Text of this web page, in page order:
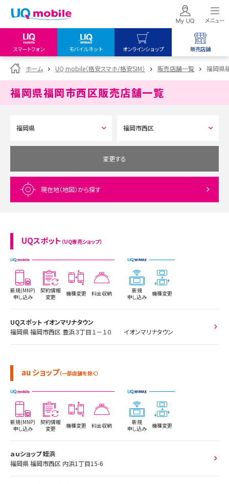
スマートフォン モバイルネット オンラインショップ 販売店舗
my UQ WiMAX
UQ WiMAX ご契約の方
My UQ mobile
データチャージサイト
UQ mobile
オンラインショップ
UQ WiMAX
UQ mobile
販売店舗
UQ WiMAX
ホーム UQ mobile（格安スマホ/格安SIM） 販売店舗一覧 福岡県
福岡県福岡市西区販売店舗一覧
変更する
現在地（地図）から探す
UQスポット （UQ専売ショップ）
新規(MNP)
申し込み
契約情報
変更
機種変更 料金収納
新規
申し込み
機種変更
UQスポット イオンマリナタウン
福岡県 福岡市西区 豊浜３丁目１－１０ イオンマリナタウン
au ショップ（一部店舗を除く）
新規(MNP)
申し込み
契約情報
変更
機種変更 料金収納
新規
申し込み
機種変更
ａｕショップ 姪浜
福岡県 福岡市西区 内浜1丁目15-6